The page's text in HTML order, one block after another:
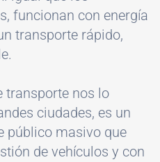
funcionan con energía
transporte rápido,
transporte nos lo
ciudades, es un
público masivo que
de vehículos y con